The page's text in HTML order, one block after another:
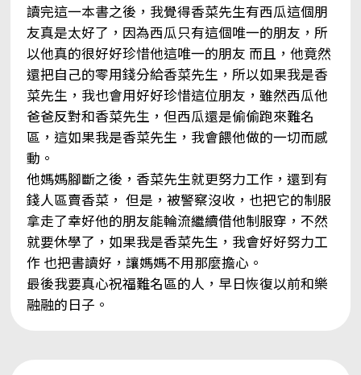
讀完這一本書之後，我覺得香菜先生有西瓜這個朋
友真是太好了，因為西瓜只有這個唯一的朋友，所
以他真的很好好珍惜他這唯一的朋友 而且，他竟然
還把自己的零用錢分給香菜先生，所以如果我是香
菜先生，我也會用好好珍惜這位朋友，雖然西瓜他
爸爸反對和香菜先生，但西瓜還是偷偷跑來難名
區，這如果我是香菜先生，我會餵他做的一切而感
動。
他媽媽腳斷之後，香菜先生就更努力工作，還到有
錢人區賣香菜， 但是，被警察沒收，也把它的制服
拿走了幸好他的朋友能輪流繼續借他制服穿，不然
就要休學了，如果我是香菜先生，我會好好努力工
作 也把書讀好，讓媽媽不用那麼擔心。
最後我要真心祝福難名區的人，早日恢復以前和樂
融融的日子。